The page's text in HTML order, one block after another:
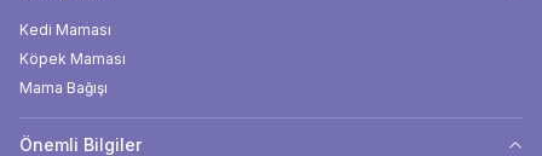
Kedi Maması
Köpek Maması
Mama Bağışı
Önemli Bilgiler